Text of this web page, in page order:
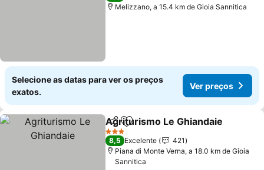
Melizzano, a 15.4 km de Gioia Sannitica
Selecione as datas para ver os preços
exatos.
Ver preços
PartilharAdicionar aos favoritos
Agriturismo Le Ghiandaie
3 Estrelas
8,5 Excelente
421
Piana di Monte Verna, a 18.0 km de Gioia
Sannitica